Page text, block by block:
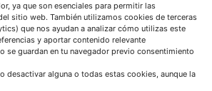
ya que son esenciales para permitir las
sitio web. También utilizamos cookies de terceras
que nos ayudan a analizar cómo utilizas este
y aportar contenido relevante
se guardan en tu navegador previo consentimiento
desactivar alguna o todas estas cookies, aunque la